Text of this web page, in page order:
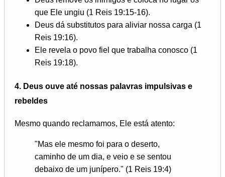
que Ele ungiu (1 Reis 19:15-16).
Deus dá substitutos para aliviar nossa carga (1
Reis 19:16).
Ele revela o povo fiel que trabalha conosco (1
Reis 19:18).
4. Deus ouve até nossas palavras impulsivas e
rebeldes
Mesmo quando reclamamos, Ele está atento:
"Mas ele mesmo foi para o deserto,
caminho de um dia, e veio e se sentou
debaixo de um junípero." (1 Reis 19:4)